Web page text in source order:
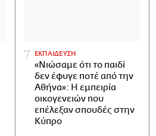
ΕΚΠΑΙΔΕΥΣΗ
«Νιώσαμε ότι το παιδί
δεν έφυγε ποτέ από την
Αθήνα»: Η εμπειρία
οικογενειών που
επέλεξαν σπουδές στην
Κύπρο